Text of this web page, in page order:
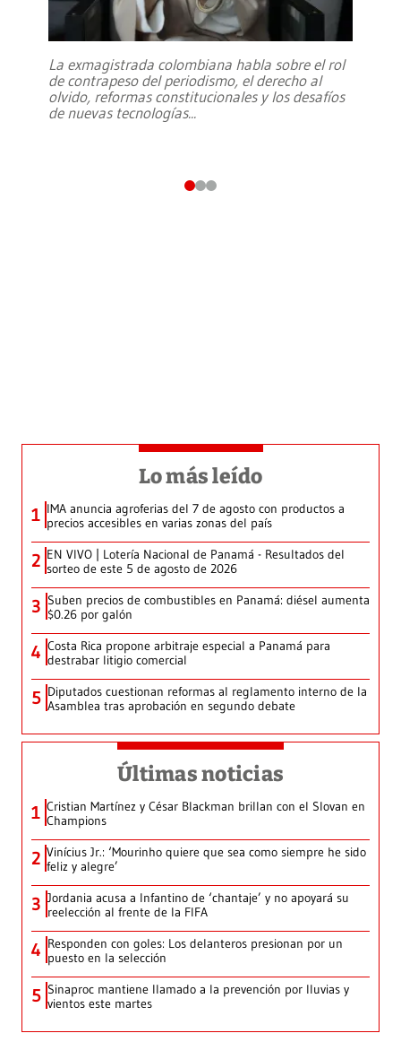
La exmagistrada colombiana habla sobre el rol
de contrapeso del periodismo, el derecho al
olvido, reformas constitucionales y los desafíos
de nuevas tecnologías...
Lo más leído
1 IMA anuncia agroferias del 7 de agosto con productos a
precios accesibles en varias zonas del país
2 EN VIVO | Lotería Nacional de Panamá - Resultados del
sorteo de este 5 de agosto de 2026
3 Suben precios de combustibles en Panamá: diésel aumenta
$0.26 por galón
4 Costa Rica propone arbitraje especial a Panamá para
destrabar litigio comercial
5 Diputados cuestionan reformas al reglamento interno de la
Asamblea tras aprobación en segundo debate
Últimas noticias
1 Cristian Martínez y César Blackman brillan con el Slovan en
Champions
2 Vinícius Jr.: ‘Mourinho quiere que sea como siempre he sido
feliz y alegre’
3 Jordania acusa a Infantino de ‘chantaje’ y no apoyará su
reelección al frente de la FIFA
4 Responden con goles: Los delanteros presionan por un
puesto en la selección
5 Sinaproc mantiene llamado a la prevención por lluvias y
vientos este martes